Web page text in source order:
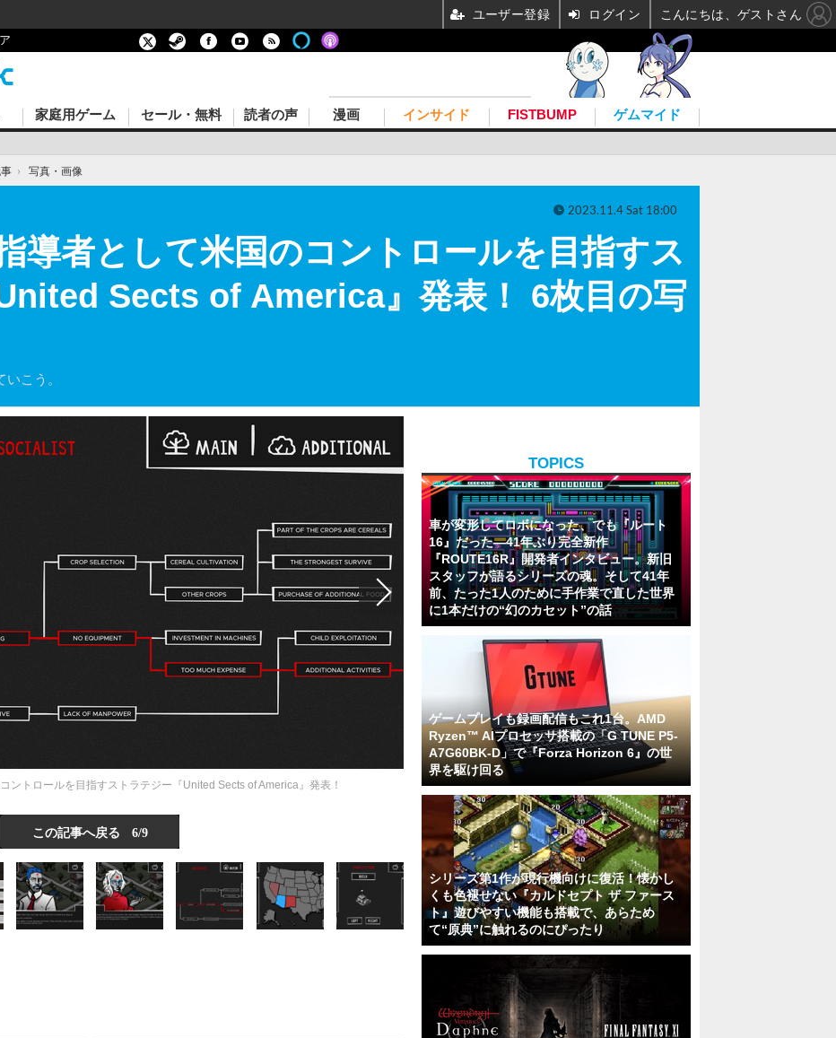
家庭用ゲーム セール・無料 読者の声 漫画 インサイド FISTBUMP ゲムマイド
› 写真・画像
導者として米国のコントロールを目指すス
Sects of America』発表！ 6枚目の写
こう。
2023.11.4 Sat 18:00
ントロールを目指すストラテジー『United Sects of America』発表！
この記事へ戻る 6/9
TOPICS
車が変形してロボになった、でも『ルート
16』だった―41年ぶり完全新作
『ROUTE16R』開発者インタビュー。新旧
スタッフが語るシリーズの魂。そして41年
前、たった1人のために手作業で直した世界
に1本だけの“幻のカセット”の話
ゲームプレイも録画配信もこれ1台。AMD
Ryzen™ AIプロセッサ搭載の「G TUNE P5-
A7G60BK-D」で『Forza Horizon 6』の世
界を駆け回る
シリーズ第1作が現行機向けに復活！懐かし
くも色褪せない『カルドセプト ザ ファース
ト』遊びやすい機能も搭載で、あらため
て“原典”に触れるのにぴったり
ユーザー登録 ログイン こんにちは、ゲストさん